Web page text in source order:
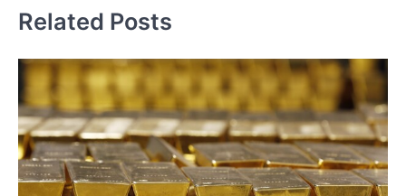
Related Posts